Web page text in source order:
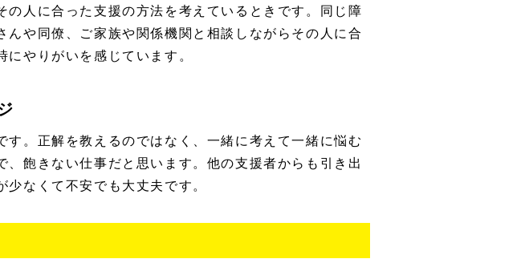
人に合った支援の方法を考えているときです。同じ障
や同僚、ご家族や関係機関と相談しながらその人に合
やりがいを感じています。
。正解を教えるのではなく、一緒に考えて一緒に悩む
飽きない仕事だと思います。他の支援者からも引き出
なくて不安でも大丈夫です。